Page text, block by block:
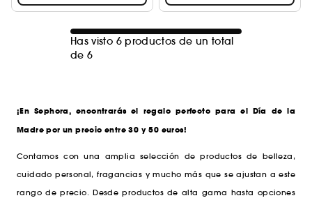
Has visto 6 productos de un total
de 6
¡En Sephora, encontrarás el regalo perfecto para el Día de la
Madre por un precio entre 30 y 50 euros!
Contamos con una amplia selección de productos de belleza,
cuidado personal, fragancias y mucho más que se ajustan a este
rango de precio. Desde productos de alta gama hasta opciones